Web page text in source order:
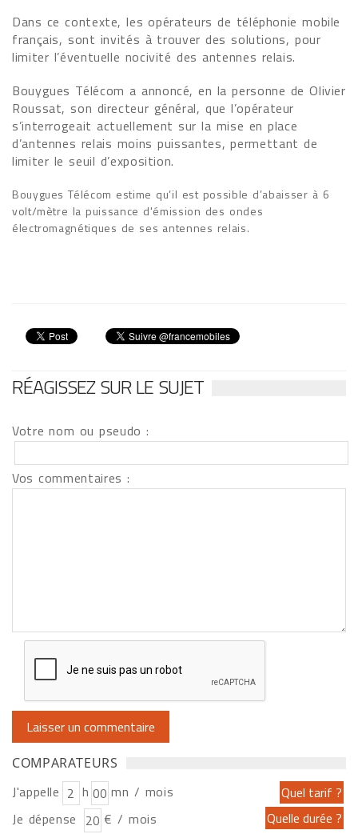
Dans ce contexte, les opérateurs de téléphonie mobile
français, sont invités à trouver des solutions, pour
limiter l’éventuelle nocivité des antennes relais.
Bouygues Télécom a annoncé, en la personne de Olivier
Roussat, son directeur général, que l’opérateur
s’interrogeait actuellement sur la mise en place
d’antennes relais moins puissantes, permettant de
limiter le seuil d’exposition.
Bouygues Télécom estime qu’il est possible d’abaisser à 6
volt/mètre la puissance d'émission des ondes
électromagnétiques de ses antennes relais.
RÉAGISSEZ SUR LE SUJET
Votre nom ou pseudo :
Vos commentaires :
COMPARATEURS
J'appelle h
mn / mois
Je dépense
€ / mois